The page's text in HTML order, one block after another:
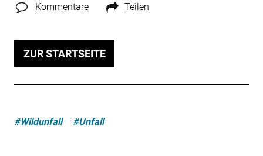
Kommentare Teilen
ZUR STARTSEITE
#Wildunfall #Unfall